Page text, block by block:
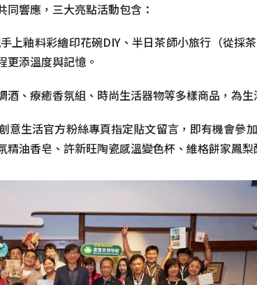
同響應，三大亮點活動包含：
上釉料彩繪印花碗DIY、半日茶師小旅行（從採
更添溫度與記憶。
、療癒香氛組、時尚生活器物等多樣商品，為生
意生活官方粉絲專頁指定貼文留言，即有機會參
油香皂、許新旺陶瓷感溫變色杯、維格餅家鳳梨